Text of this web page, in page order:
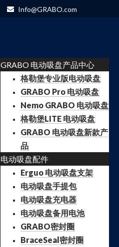
Info@GRABO.com
GRABO 电动吸盘产品中心
格勒堡专业版电动吸盘
GRABO Pro 电动吸盘
Nemo GRABO 电动吸盘
格勒堡LITE 电动吸盘
GRABO 电动吸盘新款产
品
电动吸盘配件
Erguo 电动吸盘支架
电动吸盘手提包
电动吸盘充电器
电动吸盘备用电池
GRABO密封圈
BraceSeal密封圈